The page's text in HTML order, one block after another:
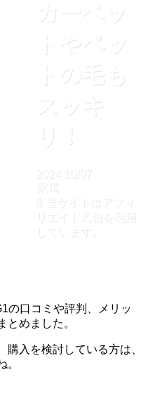
カーペッ
トやペッ
トの毛も
スッキ
リ！
2024
10/07
家電
当サイトはアフィ
リエイト広告を利用
しています。
の口コミや評判、メリッ
とめました。
購入を検討している方は、
。